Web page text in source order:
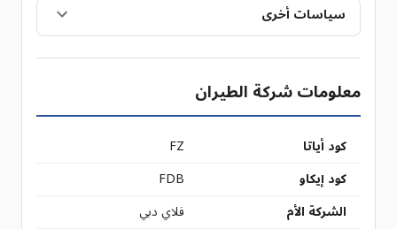
سياسات أخرى
معلومات شركة الطيران
كود أياتا
FZ
كود إيكاو
FDB
الشركة الأم
فلاي دبي